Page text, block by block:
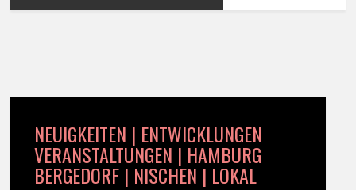
NEUIGKEITEN | ENTWICKLUNGEN
VERANSTALTUNGEN | HAMBURG
BERGEDORF | NISCHEN | LOKAL